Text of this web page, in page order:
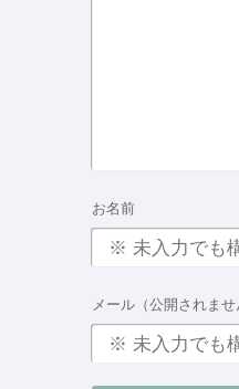
お名前
メール（公開されませ